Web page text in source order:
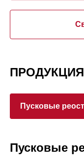
Пусковые